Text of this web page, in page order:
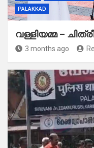
PALAKKAD
വള്ളിയമ്മ –
3 months ago